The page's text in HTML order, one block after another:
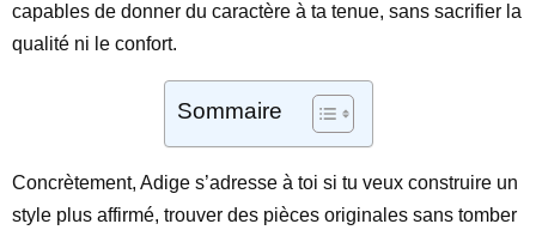
capables de donner du caractère à ta tenue, sans sacrifier la
qualité ni le confort.
Sommaire
Concrètement, Adige s’adresse à toi si tu veux construire un
style plus affirmé, trouver des pièces originales sans tomber